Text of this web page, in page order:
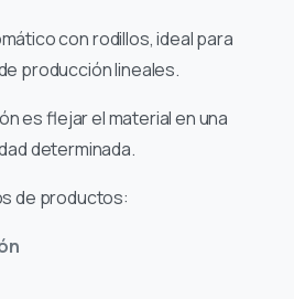
con rodillos, ideal para
producción lineales.
es flejar el material en una
determinada.
de productos: